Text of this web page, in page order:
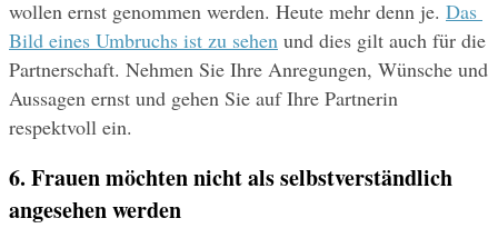
wollen ernst genommen werden. Heute mehr denn je. Das
Bild eines Umbruchs ist zu sehen und dies gilt auch für die
Partnerschaft. Nehmen Sie Ihre Anregungen, Wünsche und
Aussagen ernst und gehen Sie auf Ihre Partnerin
respektvoll ein.
6. Frauen möchten nicht als selbstverständlich
angesehen werden